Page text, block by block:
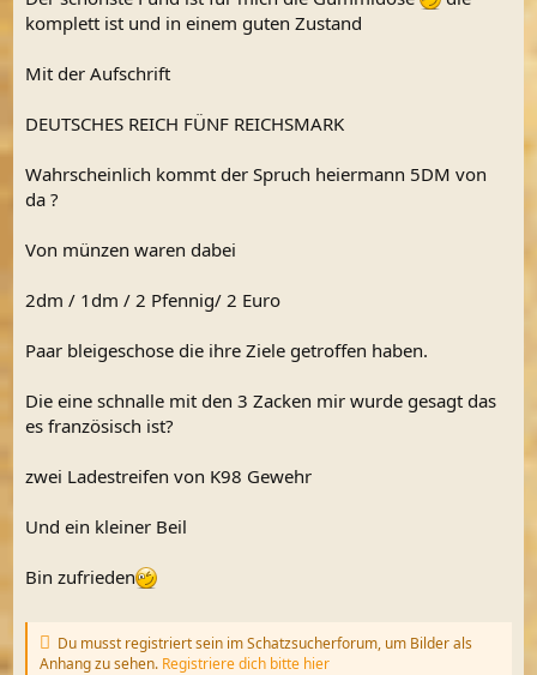
komplett ist und in einem guten Zustand
Mit der Aufschrift
DEUTSCHES REICH FÜNF REICHSMARK
Wahrscheinlich kommt der Spruch heiermann 5DM von
da ?
Von münzen waren dabei
2dm / 1dm / 2 Pfennig/ 2 Euro
Paar bleigeschose die ihre Ziele getroffen haben.
Die eine schnalle mit den 3 Zacken mir wurde gesagt das
es französisch ist?
zwei Ladestreifen von K98 Gewehr
Und ein kleiner Beil
Bin zufrieden
Du musst registriert sein im Schatzsucherforum, um Bilder als
Anhang zu sehen. Registriere dich bitte hier